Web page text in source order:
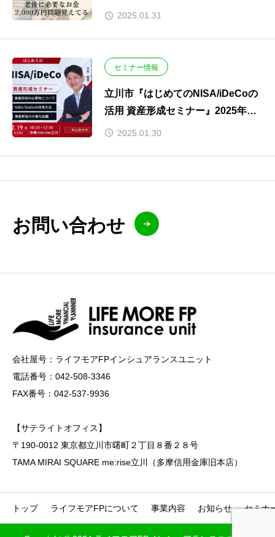
2025.01.31
セミナー情報
立川市『はじめてのNISA/iDeCoの
活用 資産形成セミナー』2025年２
月１９日（水）開催します。
2025.01.30
お問い合わせ
会社屋号：ライフモアFPインシュアランスユニット
電話番号：042-508-3346
FAX番号：042-537-9936
【サテライトオフィス】
〒190-0012 東京都立川市曙町２丁目８番２８号
TAMA MIRAI SQUARE me:rise立川（多摩信用金庫旧本店）
トップ ライフモアFPについて 事業内容 お知らせ セミナ